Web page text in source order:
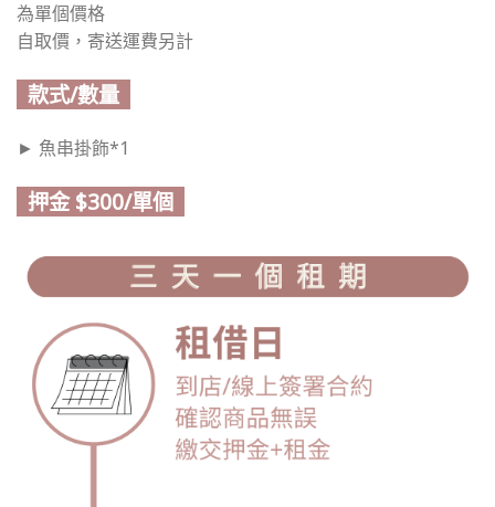
為單個價格
自取價，寄送運費另計
款式/數量
► 魚串掛飾*1
押金 $300/單個